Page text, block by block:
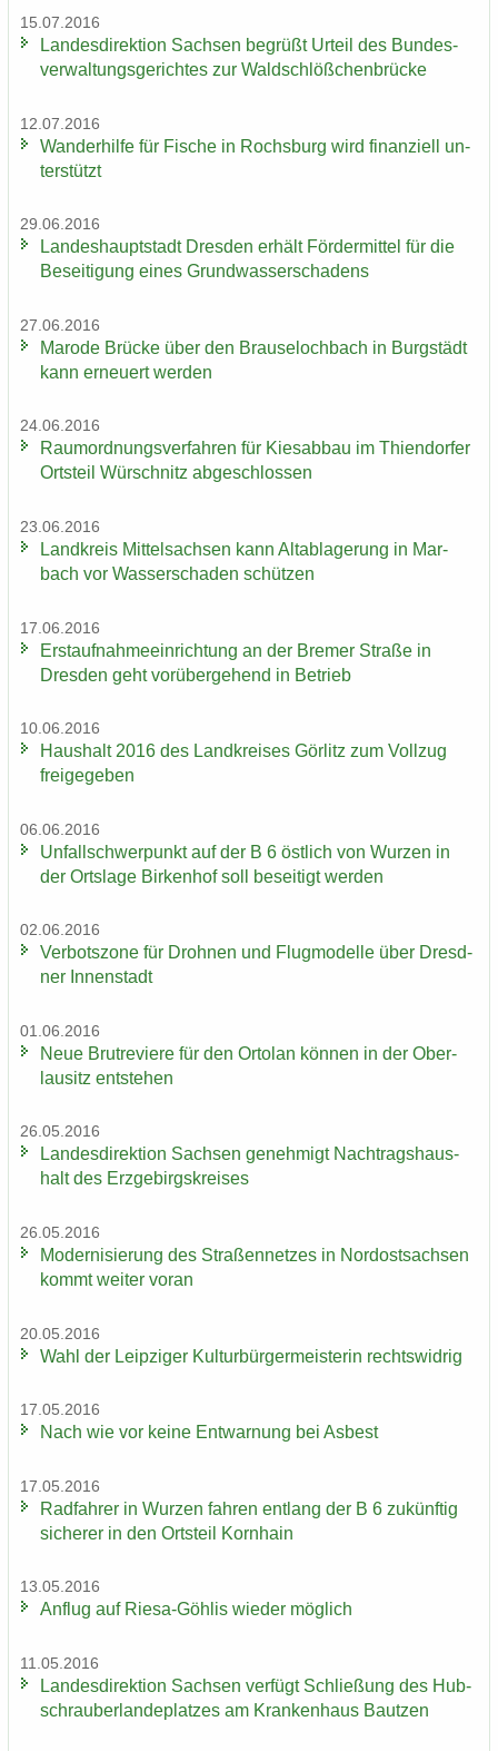
15.07.2016
Lan­des­di­rek­ti­on Sach­sen be­grüßt Ur­teil des Bun­des­
ver­wal­tungs­ge­rich­tes zur Wald­schlöß­chen­brü­cke
12.07.2016
Wan­der­hil­fe für Fi­sche in Rochs­burg wird fi­nan­zi­ell un­
ter­stützt
29.06.2016
Lan­des­haupt­stadt Dres­den er­hält För­der­mit­tel für die
Be­sei­ti­gung eines Grund­was­ser­scha­dens
27.06.2016
Ma­ro­de Brü­cke über den Brau­se­loch­bach in Burg­städt
kann er­neu­ert wer­den
24.06.2016
Raum­ord­nungs­ver­fah­ren für Kies­ab­bau im Thi­en­dor­fer
Orts­teil Wür­schnitz ab­ge­schlos­sen
23.06.2016
Land­kreis Mit­tel­sach­sen kann Alt­ab­la­ge­rung in Mar­
bach vor Was­ser­scha­den schüt­zen
17.06.2016
Erst­auf­nah­me­ein­rich­tung an der Bre­mer Stra­ße in
Dres­den geht vor­über­ge­hend in Be­trieb
10.06.2016
Haus­halt 2016 des Land­krei­ses Gör­litz zum Voll­zug
frei­ge­ge­ben
06.06.2016
Un­fall­schwer­punkt auf der B 6 öst­lich von Wur­zen in
der Orts­la­ge Bir­ken­hof soll be­sei­tigt wer­den
02.06.2016
Ver­bots­zo­ne für Droh­nen und Flug­mo­del­le über Dresd­
ner In­nen­stadt
01.06.2016
Neue Brut­re­vie­re für den Or­to­lan kön­nen in der Ober­
lau­sitz ent­ste­hen
26.05.2016
Lan­des­di­rek­ti­on Sach­sen ge­neh­migt Nach­trags­haus­
halt des Erz­ge­birgs­krei­ses
26.05.2016
Mo­der­ni­sie­rung des Stra­ßen­net­zes in Nord­ost­sach­sen
kommt wei­ter voran
20.05.2016
Wahl der Leip­zi­ger Kul­tur­bür­ger­meis­te­rin rechts­wid­rig
17.05.2016
Nach wie vor keine Ent­war­nung bei Asbest
17.05.2016
Rad­fah­rer in Wur­zen fah­ren ent­lang der B 6 zu­künf­tig
si­che­rer in den Orts­teil Korn­hain
13.05.2016
An­flug auf Riesa-​Göhlis wie­der mög­lich
11.05.2016
Lan­des­di­rek­ti­on Sach­sen ver­fügt Schlie­ßung des Hub­
schrau­ber­lan­de­plat­zes am Kran­ken­haus Baut­zen